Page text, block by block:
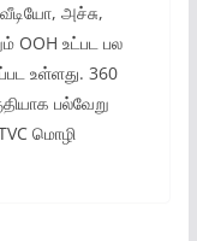
அச்சு,
OOH உட்பட பல
உள்ளது. 360
பல்வேறு
மொழி